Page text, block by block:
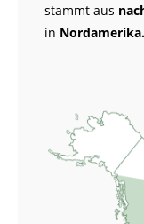
stammt aus
in Nordamerika.